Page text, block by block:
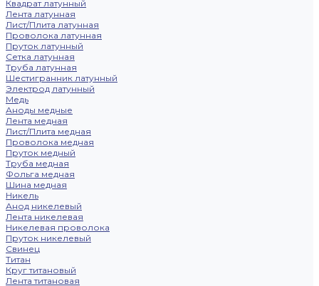
Квадрат латунный
Лента латунная
Лист/Плита латунная
Проволока латунная
Пруток латунный
Сетка латунная
Труба латунная
Шестигранник латунный
Электрод латунный
Медь
Аноды медные
Лента медная
Лист/Плита медная
Проволока медная
Пруток медный
Труба медная
Фольга медная
Шина медная
Никель
Анод никелевый
Лента никелевая
Никелевая проволока
Пруток никелевый
Свинец
Титан
Круг титановый
Лента титановая